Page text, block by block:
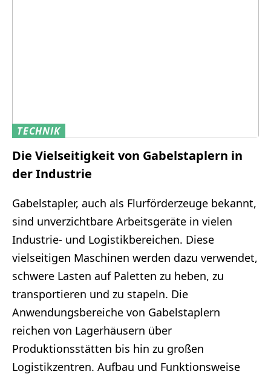
TECHNIK
Die Vielseitigkeit von Gabelstaplern in
der Industrie
Gabelstapler, auch als Flurförderzeuge bekannt,
sind unverzichtbare Arbeitsgeräte in vielen
Industrie- und Logistikbereichen. Diese
vielseitigen Maschinen werden dazu verwendet,
schwere Lasten auf Paletten zu heben, zu
transportieren und zu stapeln. Die
Anwendungsbereiche von Gabelstaplern
reichen von Lagerhäusern über
Produktionsstätten bis hin zu großen
Logistikzentren. Aufbau und Funktionsweise